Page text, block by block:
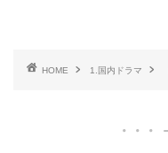
HOME 1.国内ドラマ